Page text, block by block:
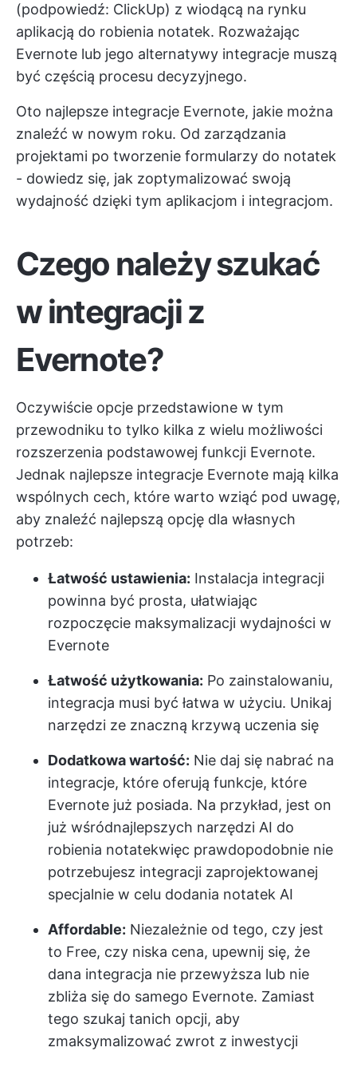
(podpowiedź: ClickUp) z wiodącą na rynku
aplikacją do robienia notatek. Rozważając
Evernote lub jego alternatywy integracje muszą
być częścią procesu decyzyjnego.
Oto najlepsze integracje Evernote, jakie można
znaleźć w nowym roku. Od zarządzania
projektami po tworzenie formularzy do notatek
- dowiedz się, jak zoptymalizować swoją
wydajność dzięki tym aplikacjom i integracjom.
Czego należy szukać
w integracji z
Evernote?
Oczywiście opcje przedstawione w tym
przewodniku to tylko kilka z wielu możliwości
rozszerzenia podstawowej funkcji Evernote.
Jednak najlepsze integracje Evernote mają kilka
wspólnych cech, które warto wziąć pod uwagę,
aby znaleźć najlepszą opcję dla własnych
potrzeb:
Łatwość ustawienia: Instalacja integracji
powinna być prosta, ułatwiając
rozpoczęcie maksymalizacji wydajności w
Evernote
Łatwość użytkowania: Po zainstalowaniu,
integracja musi być łatwa w użyciu. Unikaj
narzędzi ze znaczną krzywą uczenia się
Dodatkowa wartość: Nie daj się nabrać na
integracje, które oferują funkcje, które
Evernote już posiada. Na przykład, jest on
już wśródnajlepszych narzędzi AI do
robienia notatekwięc prawdopodobnie nie
potrzebujesz integracji zaprojektowanej
specjalnie w celu dodania notatek AI
Affordable: Niezależnie od tego, czy jest
to Free, czy niska cena, upewnij się, że
dana integracja nie przewyższa lub nie
zbliża się do samego Evernote. Zamiast
tego szukaj tanich opcji, aby
zmaksymalizować zwrot z inwestycji